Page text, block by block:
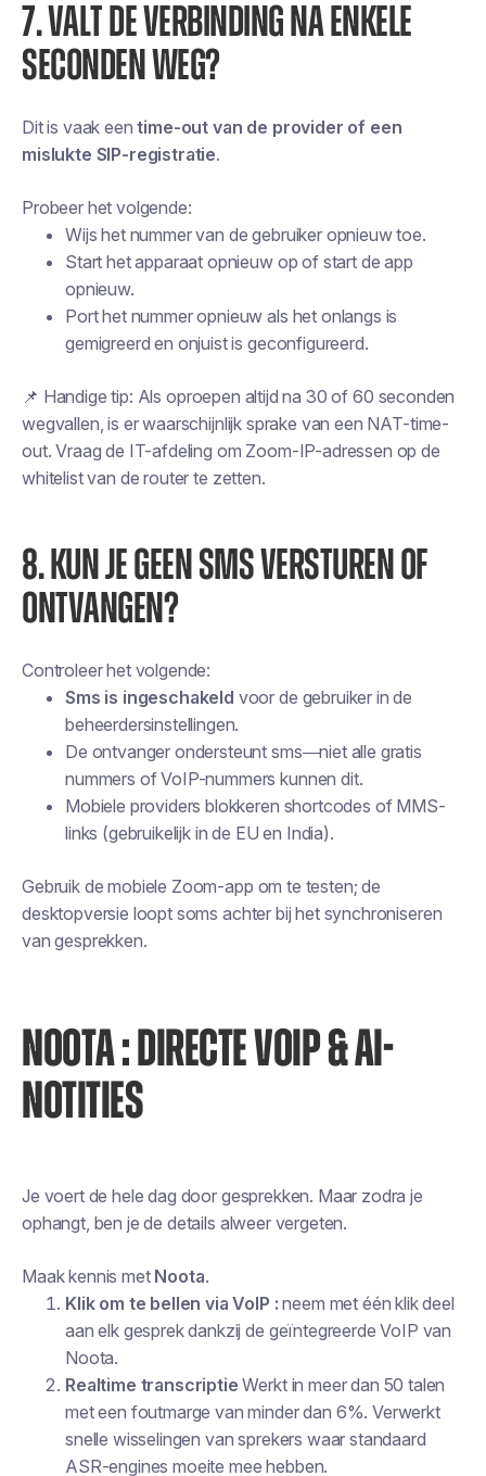
7. VALT DE VERBINDING NA ENKELE
SECONDEN WEG?
Dit is vaak eentime-out van de provider of een
mislukte SIP-registratie.
Probeer het volgende:
Wijs het nummer van de gebruiker opnieuw toe.
Start het apparaat opnieuw op of start de app
opnieuw.
Port het nummer opnieuw als het onlangs is
gemigreerd en onjuist is geconfigureerd.
📌 Handige tip: Als oproepen altijd na 30 of 60 seconden
wegvallen, is er waarschijnlijk sprake van een NAT-time-
out. Vraag de IT-afdeling om Zoom-IP-adressen op de
whitelist van de router te zetten.
8. KUN JE GEEN SMS VERSTUREN OF
ONTVANGEN?
Controleer het volgende:
Sms is ingeschakeld voor de gebruiker in de
beheerdersinstellingen.
De ontvanger ondersteunt sms—niet alle gratis
nummers of VoIP-nummers kunnen dit.
Mobiele providers blokkeren shortcodes of MMS-
links (gebruikelijk in de EU en India).
Gebruik de mobiele Zoom-app om te testen; de
desktopversie loopt soms achter bij het synchroniseren
van gesprekken.
NOOTA : DIRECTE VOIP & AI-
NOTITIES
Je voert de hele dag door gesprekken. Maar zodra je
ophangt, ben je de details alweer vergeten.
Maak kennis met Noota.
Klik om te bellen via VoIP : neem met één klik deel
aan elk gesprek dankzij de geïntegreerde VoIP van
Noota.
Realtime transcriptie Werkt in meer dan 50 talen
met een foutmarge van minder dan 6%. Verwerkt
snelle wisselingen van sprekers waar standaard
ASR-engines moeite mee hebben.